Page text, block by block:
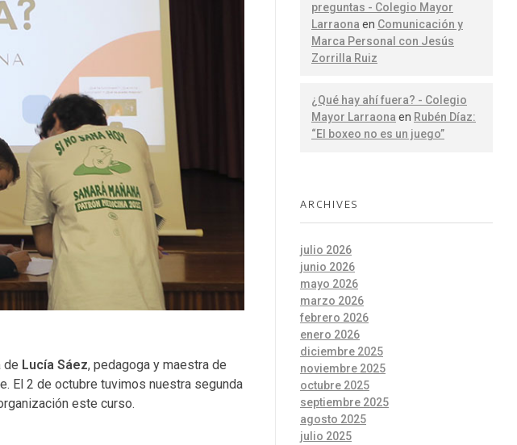
de Lucía Sáez, pedagoga y maestra de
El 2 de octubre tuvimos nuestra segunda
este curso.
preguntas - Colegio Mayor
Larraona en Comunicación y
Marca Personal con Jesús
Zorrilla Ruiz
¿Qué hay ahí fuera? - Colegio
Mayor Larraona en Rubén Díaz:
“El boxeo no es un juego”
ARCHIVES
julio 2026
junio 2026
mayo 2026
marzo 2026
febrero 2026
enero 2026
diciembre 2025
noviembre 2025
octubre 2025
septiembre 2025
agosto 2025
julio 2025